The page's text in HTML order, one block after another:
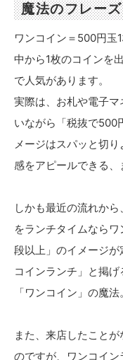
魔法のフレー
ワンコイン＝500円玉
中から1枚のコインを
で人気があります。
実際は、お札や電子
いながら「税抜で500
メージはスパッと切
感をアピールできる、
しかも最近の流れか
をランチタイムなら
段以上」のイメージ
コインランチ」と掲
「ワンコイン」の魔法。
また、来店したこと
のですが、ワンコイ